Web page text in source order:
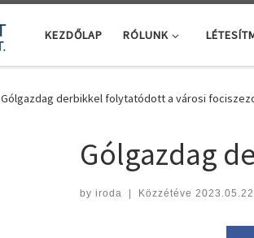
KEZDŐLAP RÓLUNK
Gólgazdag derbikkel folytatódott a városi
Gólgazdag
by iroda | Közzétéve 2023.05.22.